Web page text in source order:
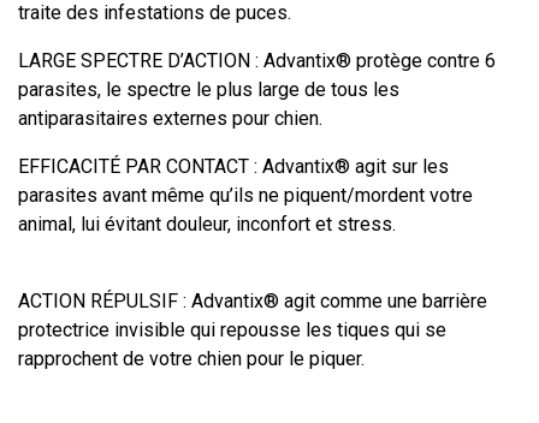
traite des infestations de puces.
LARGE SPECTRE D’ACTION : Advantix® protège contre 6
parasites, le spectre le plus large de tous les
antiparasitaires externes pour chien.
EFFICACITÉ PAR CONTACT : Advantix® agit sur les
parasites avant même qu’ils ne piquent/mordent votre
animal, lui évitant douleur, inconfort et stress.
ACTION RÉPULSIF : Advantix® agit comme une barrière
protectrice invisible qui repousse les tiques qui se
rapprochent de votre chien pour le piquer.